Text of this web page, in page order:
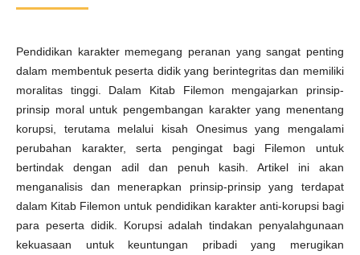
Pendidikan karakter memegang peranan yang sangat penting
dalam membentuk peserta didik yang berintegritas dan memiliki
moralitas tinggi. Dalam Kitab Filemon mengajarkan prinsip-
prinsip moral untuk pengembangan karakter yang menentang
korupsi, terutama melalui kisah Onesimus yang mengalami
perubahan karakter, serta pengingat bagi Filemon untuk
bertindak dengan adil dan penuh kasih. Artikel ini akan
menganalisis dan menerapkan prinsip-prinsip yang terdapat
dalam Kitab Filemon untuk pendidikan karakter anti-korupsi bagi
para peserta didik. Korupsi adalah tindakan penyalahgunaan
kekuasaan untuk keuntungan pribadi yang merugikan